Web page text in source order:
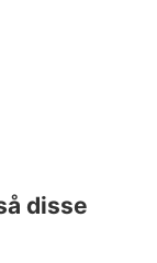
disse